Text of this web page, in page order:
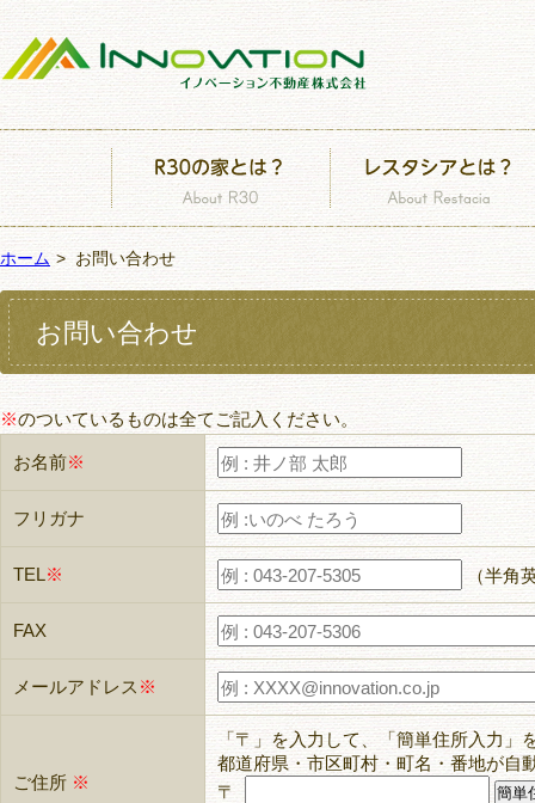
ホーム お問い合わせ
お問い合わせ
※のついているものは全てご記入ください。
お名前※
フリガナ
TEL※ （半角
FAX
メールアドレス ※
ご住所 ※
「〒」を入力して、「簡単住所入力」
都道府県・市区町村・町名・番地が自
〒